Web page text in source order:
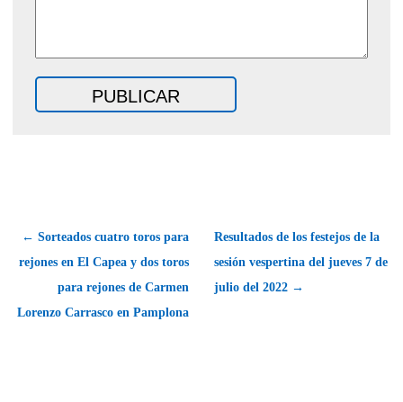
← Sorteados cuatro toros para
rejones en El Capea y dos toros
para rejones de Carmen
Lorenzo Carrasco en Pamplona
Resultados de los festejos de la
sesión vespertina del jueves 7 de
julio del 2022 →